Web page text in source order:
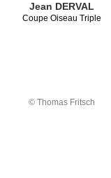
Jean DERVAL
Coupe Oiseau Triple
© Thomas Fritsch